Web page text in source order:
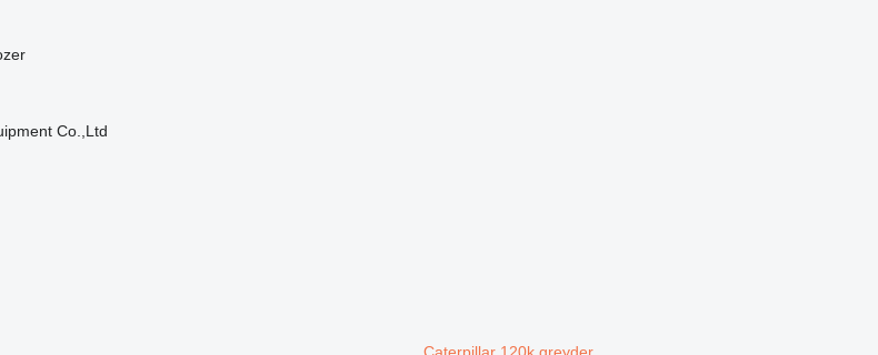
Co.,Ltd
Caterpillar 120k greyder